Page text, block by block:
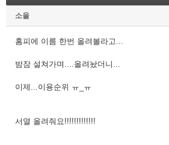
소울
홈피에 이름 한번 올려볼라고...
밤잠 설쳐가며....올려놨더니...
이제...이용순위 ㅠ_ㅠ
서열 올려줘요!!!!!!!!!!!!!